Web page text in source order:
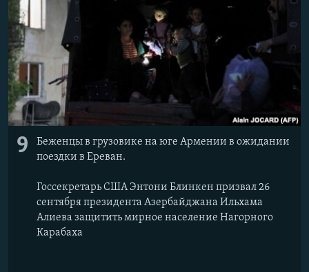
9
Беженцы в грузовике на юге Армении в ожидании
поездки в Ереван.
Госсекретарь США Энтони Блинкен призвал 26
сентября президента Азербайджана Ильхама
Алиева защитить мирное население Нагорного
Карабаха